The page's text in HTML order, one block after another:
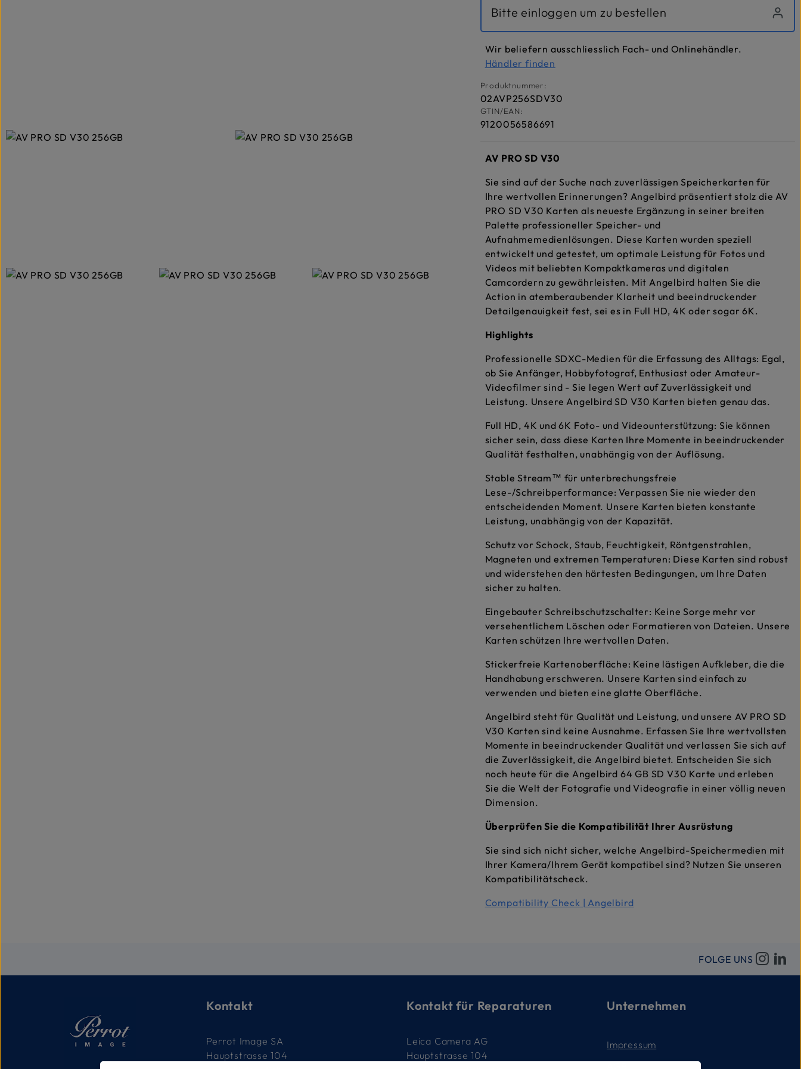
Bitte einloggen um zu bestellen
Wir beliefern ausschliesslich Fach- und Onlinehändler.
Händler finden
Produktnummer:
02AVP256SDV30
GTIN/EAN:
9120056586691
AV PRO SD V30
Sie sind auf der Suche nach zuverlässigen Speicherkarten für
Ihre wertvollen Erinnerungen? Angelbird präsentiert stolz die AV
PRO SD V30 Karten als neueste Ergänzung in seiner breiten
Palette professioneller Speicher- und
Aufnahmemedienlösungen. Diese Karten wurden speziell
entwickelt und getestet, um optimale Leistung für Fotos und
Videos mit beliebten Kompaktkameras und digitalen
Camcordern zu gewährleisten. Mit Angelbird halten Sie die
Action in atemberaubender Klarheit und beeindruckender
Detailgenauigkeit fest, sei es in Full HD, 4K oder sogar 6K.
Highlights
Professionelle SDXC-Medien für die Erfassung des Alltags: Egal,
ob Sie Anfänger, Hobbyfotograf, Enthusiast oder Amateur-
Videofilmer sind - Sie legen Wert auf Zuverlässigkeit und
Leistung. Unsere Angelbird SD V30 Karten bieten genau das.
Full HD, 4K und 6K Foto- und Videounterstützung: Sie können
sicher sein, dass diese Karten Ihre Momente in beeindruckender
Qualität festhalten, unabhängig von der Auflösung.
Stable Stream™ für unterbrechungsfreie
Lese-/Schreibperformance: Verpassen Sie nie wieder den
entscheidenden Moment. Unsere Karten bieten konstante
Leistung, unabhängig von der Kapazität.
Schutz vor Schock, Staub, Feuchtigkeit, Röntgenstrahlen,
Magneten und extremen Temperaturen: Diese Karten sind robust
und widerstehen den härtesten Bedingungen, um Ihre Daten
sicher zu halten.
Eingebauter Schreibschutzschalter: Keine Sorge mehr vor
versehentlichem Löschen oder Formatieren von Dateien. Unsere
Karten schützen Ihre wertvollen Daten.
Stickerfreie Kartenoberfläche: Keine lästigen Aufkleber, die die
Handhabung erschweren. Unsere Karten sind einfach zu
verwenden und bieten eine glatte Oberfläche.
Angelbird steht für Qualität und Leistung, und unsere AV PRO SD
V30 Karten sind keine Ausnahme. Erfassen Sie Ihre wertvollsten
Momente in beeindruckender Qualität und verlassen Sie sich auf
die Zuverlässigkeit, die Angelbird bietet. Entscheiden Sie sich
noch heute für die Angelbird 64 GB SD V30 Karte und erleben
Sie die Welt der Fotografie und Videografie in einer völlig neuen
Dimension.
Überprüfen Sie die Kompatibilität Ihrer Ausrüstung
Sie sind sich nicht sicher, welche Angelbird-Speichermedien mit
Ihrer Kamera/Ihrem Gerät kompatibel sind? Nutzen Sie unseren
Kompatibilitätscheck.
Compatibility Check | Angelbird
FOLGE UNS
Kontakt
Perrot Image SA
Hauptstrasse 104
Kontakt für Reparaturen
Leica Camera AG
Hauptstrasse 104
Unternehmen
Impressum